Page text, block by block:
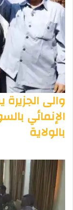
والى
الإنمائي
بالولاية